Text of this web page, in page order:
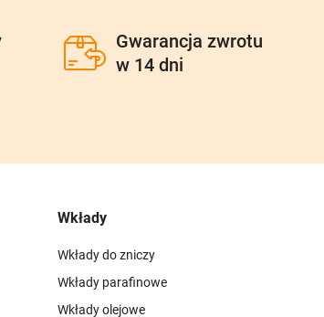
Gwarancja zwrotu
w 14 dni
Wkłady
Wkłady do zniczy
Wkłady parafinowe
Wkłady olejowe